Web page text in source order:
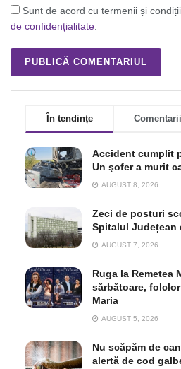
Sunt de acord cu termenii și
de confidențialitate.
În tendințe Comentarii
Accident cumplit
Un şofer a murit
AUGUST 8, 2026
Zeci de posturi
Spitalul Județean
AUGUST 7, 2026
Ruga la Remetea
sărbătoare,
Maria
AUGUST 5, 2026
Nu scăpăm de
alertă de cod